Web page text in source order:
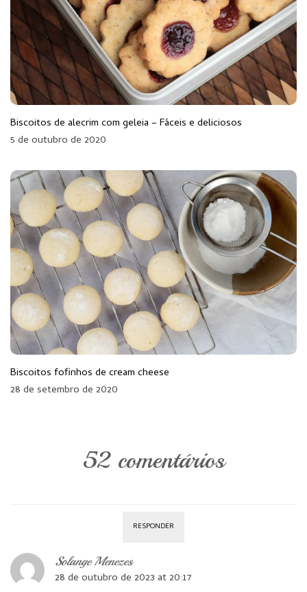
Biscoitos de alecrim com geleia – Fáceis e deliciosos
5 de outubro de 2020
Biscoitos fofinhos de cream cheese
28 de setembro de 2020
52 comentários
RESPONDER
Solange Menezes
28 de outubro de 2023 at 20:17